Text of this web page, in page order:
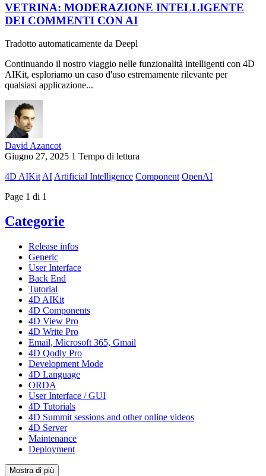
VETRINA: MODERAZIONE INTELLIGENTE
DEI COMMENTI CON AI
Tradotto automaticamente da Deepl
Continuando il nostro viaggio nelle funzionalità intelligenti con 4D
AIKit, esploriamo un caso d'uso estremamente rilevante per
qualsiasi applicazione...
David Azancot
Giugno 27, 2025 1 Tempo di lettura
4D AIKit AI Artificial Intelligence Component OpenAI
Page 1 di 1
Categorie
Release infos
Generic
User Interface
Back End
Tutorial
4D AIKit
4D Components
4D View Pro
4D Write Pro
Email, Microsoft 365, Gmail
4D Qodly Pro
Development Mode
4D Language
ORDA
User Interface / GUI
4D Tutorials
4D Summit sessions and other online videos
4D Server
Maintenance
Deployment
Mostra di più